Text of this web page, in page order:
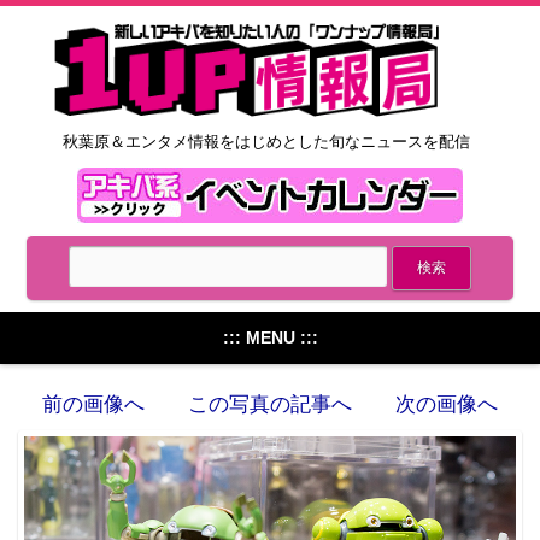
秋葉原＆エンタメ情報をはじめとした旬なニュースを配信
::: MENU :::
前の画像へ この写真の記事へ 次の画像へ